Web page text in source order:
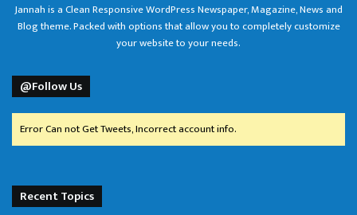
Jannah is a Clean Responsive WordPress Newspaper, Magazine, News and
Blog theme. Packed with options that allow you to completely customize
your website to your needs.
@Follow Us
Error Can not Get Tweets, Incorrect account info.
Recent Topics